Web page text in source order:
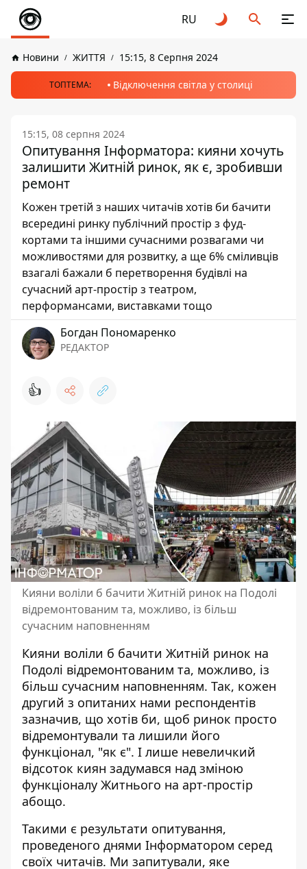
RU
Новини ЖИТТЯ 15:15, 8 Серпня 2024
ТОПТЕМА: Відключення світла у столиці
15:15, 08 серпня 2024
Опитування Інформатора: кияни хочуть
залишити Житній ринок, як є, зробивши
ремонт
Кожен третій з наших читачів хотів би бачити
всередині ринку публічний простір з фуд-
кортами та іншими сучасними розвагами чи
можливостями для розвитку, а ще 6% сміливців
взагалі бажали б перетворення будівлі на
сучасний арт-простір з театром,
перформансами, виставками тощо
Богдан Пономаренко
РЕДАКТОР
👍
Кияни воліли б бачити Житній ринок на Подолі
відремонтованим та, можливо, із більш
сучасним наповненням
Кияни воліли б бачити Житній ринок на
Подолі відремонтованим та, можливо, із
більш сучасним наповненням. Так, кожен
другий з опитаних нами респондентів
зазначив, що хотів би, щоб ринок просто
відремонтували та лишили його
функціонал, "як є". І лише невеличкий
відсоток киян задумався над зміною
функціоналу Житнього на арт-простір
абощо.
Такими є результати опитування,
проведеного днями Інформатором серед
своїх читачів. Ми запитували, яке